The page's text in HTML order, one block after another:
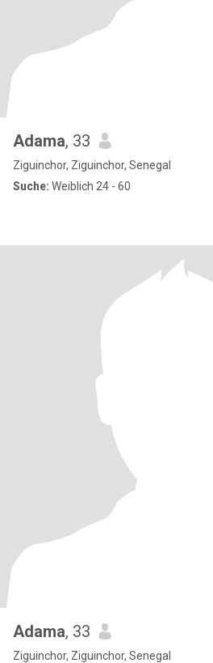
Adama, 33
Ziguinchor, Ziguinchor, Senegal
Suche: Weiblich 24 - 60
Adama, 33
Ziguinchor, Ziguinchor, Senegal